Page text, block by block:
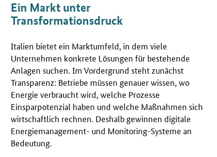
Ein Markt unter
Transformationsdruck
Italien bietet ein Marktumfeld, in dem viele
Unternehmen konkrete Lösungen für bestehende
Anlagen suchen. Im Vordergrund steht zunächst
Transparenz: Betriebe müssen genauer wissen, wo
Energie verbraucht wird, welche Prozesse
Einsparpotenzial haben und welche Maßnahmen sich
wirtschaftlich rechnen. Deshalb gewinnen digitale
Energiemanagement- und Monitoring-Systeme an
Bedeutung.